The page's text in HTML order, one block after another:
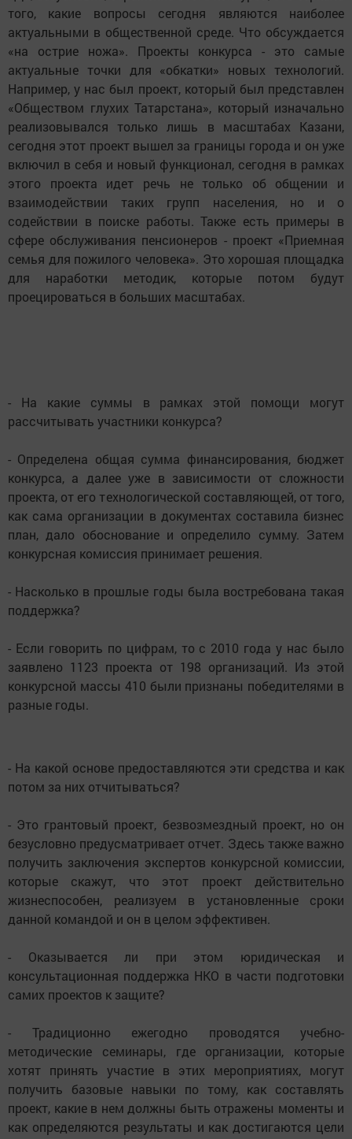
того, какие вопросы сегодня являются наиболее
актуальными в общественной среде. Что обсуждается
«на острие ножа». Проекты конкурса - это самые
актуальные точки для «обкатки» новых технологий.
Например, у нас был проект, который был представлен
«Обществом глухих Татарстана», который изначально
реализовывался только лишь в масштабах Казани,
сегодня этот проект вышел за границы города и он уже
включил в себя и новый функционал, сегодня в рамках
этого проекта идет речь не только об общении и
взаимодействии таких групп населения, но и о
содействии в поиске работы. Также есть примеры в
сфере обслуживания пенсионеров - проект «Приемная
семья для пожилого человека». Это хорошая площадка
для наработки методик, которые потом будут
проецироваться в больших масштабах.
- На какие суммы в рамках этой помощи могут
рассчитывать участники конкурса?
- Определена общая сумма финансирования, бюджет
конкурса, а далее уже в зависимости от сложности
проекта, от его технологической составляющей, от того,
как сама организации в документах составила бизнес
план, дало обоснование и определило сумму. Затем
конкурсная комиссия принимает решения.
- Насколько в прошлые годы была востребована такая
поддержка?
- Если говорить по цифрам, то с 2010 года у нас было
заявлено 1123 проекта от 198 организаций. Из этой
конкурсной массы 410 были признаны победителями в
разные годы.
- На какой основе предоставляются эти средства и как
потом за них отчитываться?
- Это грантовый проект, безвозмездный проект, но он
безусловно предусматривает отчет. Здесь также важно
получить заключения экспертов конкурсной комиссии,
которые скажут, что этот проект действительно
жизнеспособен, реализуем в установленные сроки
данной командой и он в целом эффективен.
- Оказывается ли при этом юридическая и
консультационная поддержка НКО в части подготовки
самих проектов к защите?
- Традиционно ежегодно проводятся учебно-
методические семинары, где организации, которые
хотят принять участие в этих мероприятиях, могут
получить базовые навыки по тому, как составлять
проект, какие в нем должны быть отражены моменты и
как определяются результаты и как достигаются цели